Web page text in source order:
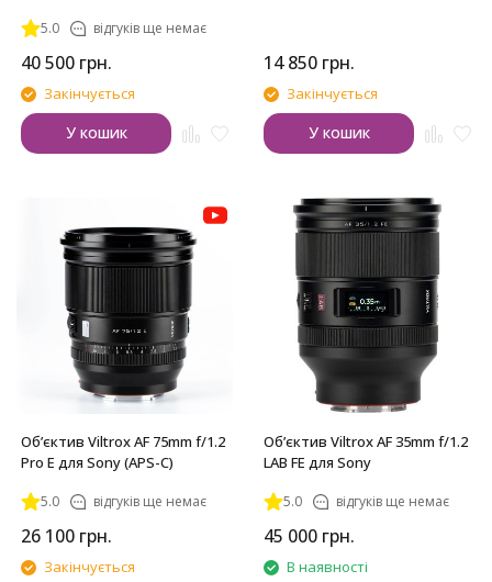
5.0 відгуків ще немає
40 500 грн.
Закінчується
У кошик
14 850 грн.
Закінчується
У кошик
Обʼєктив Viltrox AF 75mm f/1.2
Pro E для Sony (APS-C)
5.0 відгуків ще немає
26 100 грн.
Закінчується
Обʼєктив Viltrox AF 35mm f/1.2
LAB FE для Sony
5.0 відгуків ще немає
45 000 грн.
В наявності